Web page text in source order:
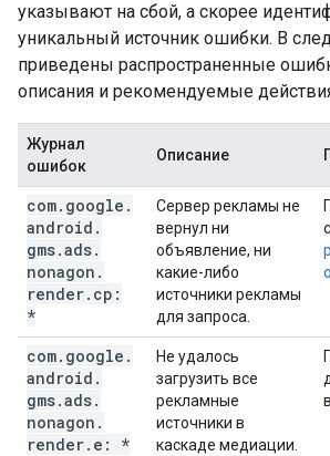
указывают на сбой, а скорее
уникальный источник ошибки. В
приведены распространенные
описания и рекомендуемые
Журнал
ошибок
Описание
com. google .
android .
gms.ads.
nonagon .
render. cp:
*
Сервер рекламы не
вернул ни
объявление, ни
какие-либо
источники рекламы
для запроса.
com. google .
android .
gms.ads.
nonagon .
render. e: *
Не удалось
загрузить все
рекламные
источники в
каскаде медиации.
в